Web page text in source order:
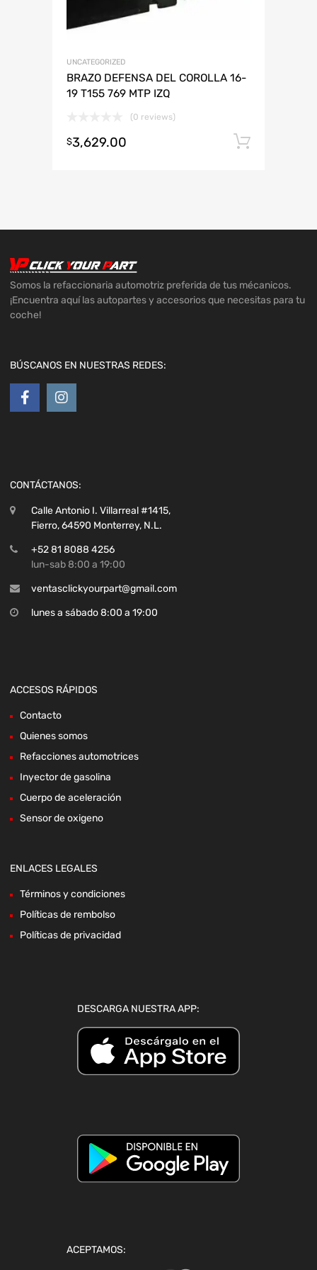
UNCATEGORIZED
BRAZO DEFENSA DEL COROLLA 16-
19 T155 769 MTP IZQ
(0 reviews)
$3,629.00
Somos la refaccionaria automotriz preferida de tus mécanicos.
¡Encuentra aquí las autopartes y accesorios que necesitas para tu
coche!
BÚSCANOS EN NUESTRAS REDES:
CONTÁCTANOS:
Calle Antonio I. Villarreal #1415,
Fierro, 64590 Monterrey, N.L.
+52 81 8088 4256
lun-sab 8:00 a 19:00
ventasclickyourpart@gmail.com
lunes a sábado 8:00 a 19:00
ACCESOS RÁPIDOS
Contacto
Quienes somos
Refacciones automotrices
Inyector de gasolina
Cuerpo de aceleración
Sensor de oxigeno
ENLACES LEGALES
Términos y condiciones
Políticas de rembolso
Políticas de privacidad
DESCARGA NUESTRA APP:
ACEPTAMOS: